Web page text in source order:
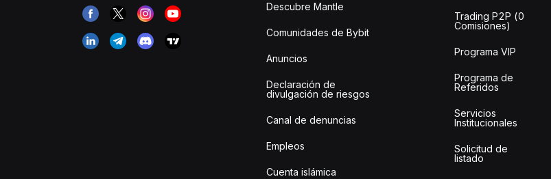
Descubre Mantle
Comunidades de Bybit
Anuncios
Declaración de
divulgación de riesgos
Canal de denuncias
Empleos
Cuenta islámica
Trading P2P (0
Comisiones)
Programa VIP
Programa de
Referidos
Servicios
Institucionales
Solicitud de
listado